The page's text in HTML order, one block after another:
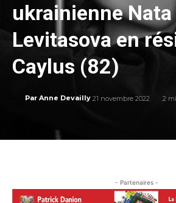
ukrainienne Nata
Levitasova en
Caylus (82)
Par Anne Devailly 21 novembre 2022 2
- Partenaires -